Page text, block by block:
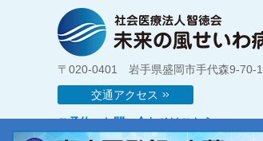
〒020-0401 岩手県盛岡市手代森9-70-1
交通アクセス
ご予約・お問い合わせはこちら